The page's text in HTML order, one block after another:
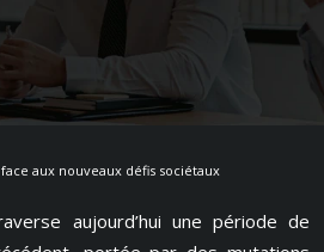
aux nouveaux défis sociétaux
aujourd’hui une période de